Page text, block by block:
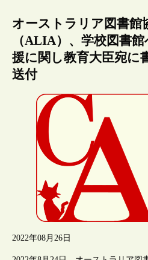
オーストラリア図書館
（ALIA）、学校図書
援に関し教育大臣宛に
送付
2022年08月26日